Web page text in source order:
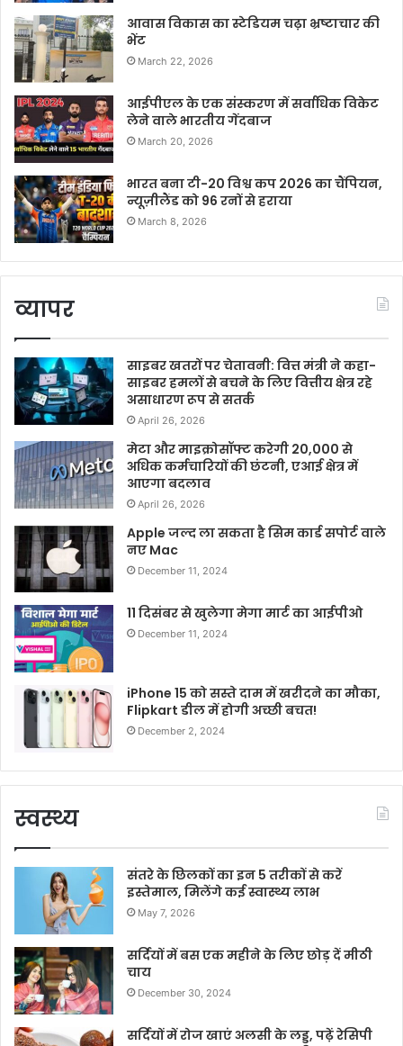
आवास विकास का स्टेडियम चढ़ा भ्रष्टाचार की
भेंट
March 22, 2026
आईपीएल के एक संस्करण में सर्वाधिक विकेट
लेने वाले भारतीय गेंदबाज
March 20, 2026
भारत बना टी-20 विश्व कप 2026 का चैंपियन,
न्यूज़ीलैंड को 96 रनों से हराया
March 8, 2026
व्यापर
साइबर खतरों पर चेतावनी: वित्त मंत्री ने कहा-
साइबर हमलों से बचने के लिए वित्तीय क्षेत्र रहे
असाधारण रूप से सतर्क
April 26, 2026
मेटा और माइक्रोसॉफ्ट करेगी 20,000 से
अधिक कर्मचारियों की छंटनी, एआई क्षेत्र में
आएगा बदलाव
April 26, 2026
Apple जल्द ला सकता है सिम कार्ड सपोर्ट वाले
नए Mac
December 11, 2024
11 दिसंबर से खुलेगा मेगा मार्ट का आईपीओ
December 11, 2024
iPhone 15 को सस्ते दाम में खरीदने का मौका,
Flipkart डील में होगी अच्छी बचत!
December 2, 2024
स्वस्थ्य
संतरे के छिलकों का इन 5 तरीकों से करें
इस्तेमाल, मिलेंगे कई स्वास्थ्य लाभ
May 7, 2026
सर्दियों में बस एक महीने के लिए छोड़ दें मीठी
चाय
December 30, 2024
सर्दियों में रोज खाएं अलसी के लड्डू, पढ़ें रेसिपी